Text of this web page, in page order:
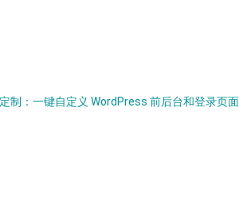
制：一键自定义 WordPress 前后台和登录页面